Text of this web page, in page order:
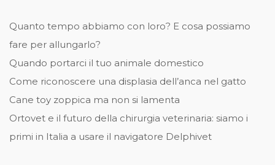
Quanto tempo abbiamo con loro? E cosa possiamo
fare per allungarlo?
Quando portarci il tuo animale domestico
Come riconoscere una displasia dell’anca nel gatto
Cane toy zoppica ma non si lamenta
Ortovet e il futuro della chirurgia veterinaria: siamo i
primi in Italia a usare il navigatore Delphivet